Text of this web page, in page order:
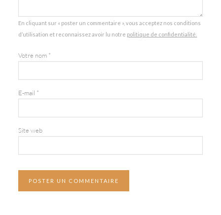
En cliquant sur « poster un commentaire », vous acceptez nos conditions
d’utilisation et reconnaissez avoir lu notre politique de confidentialité.
Votre nom *
E-mail *
Site web